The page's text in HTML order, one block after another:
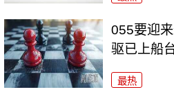
055要迎
驱已上船台
最热